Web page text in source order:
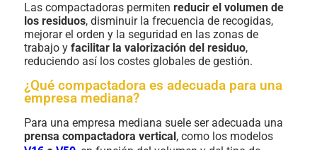
Las compactadoras permiten reducir el volumen de
los residuos, disminuir la frecuencia de recogidas,
mejorar el orden y la seguridad en las zonas de
trabajo y facilitar la valorización del residuo,
reduciendo así los costes globales de gestión.
¿Qué compactadora es adecuada para una
empresa mediana?
Para una empresa mediana suele ser adecuada una
prensa compactadora vertical , como los modelos